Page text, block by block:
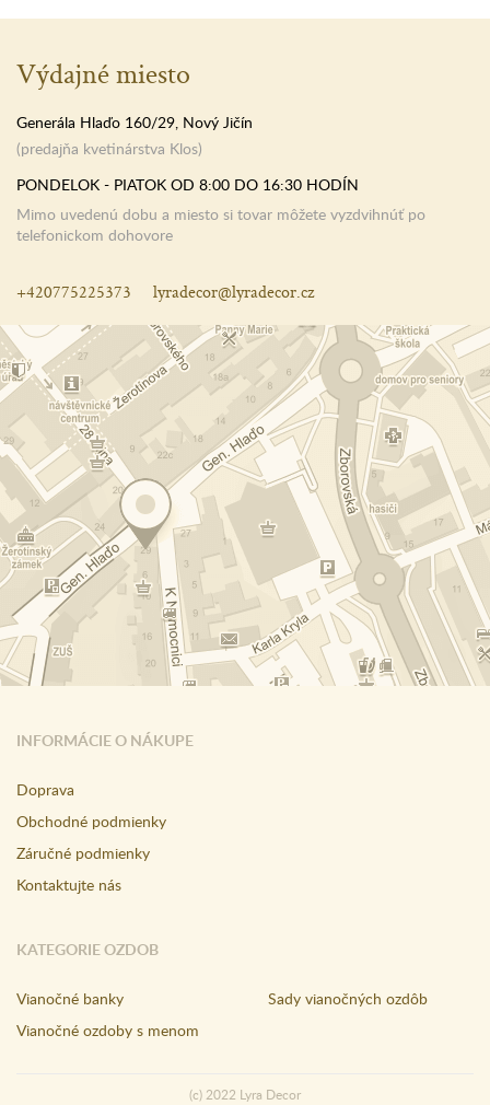
INFORMÁCIE O NÁKUPE
Doprava
Obchodné podmienky
Záručné podmienky
Kontaktujte nás
KATEGORIE OZDOB
Vianočné banky
Vianočné ozdoby s menom
Sady vianočných ozdôb
(c) 2022 Lyra Decor
Výdajné miesto
Generála Hlaďo 160/29, Nový Jičín
(predajňa kvetinárstva Klos)
PONDELOK - PIATOK OD 8:00 DO 16:30 HODÍN
Mimo uvedenú dobu a miesto si tovar môžete vyzdvihnúť po
telefonickom dohovore
+420775225373 lyradecor@lyradecor.cz